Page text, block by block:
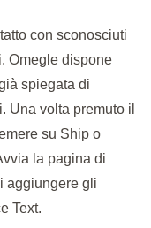
con sconosciuti
Omegle dispone
spiegata di
Una volta premuto il
su Ship o
la pagina di
aggiungere gli
Text.